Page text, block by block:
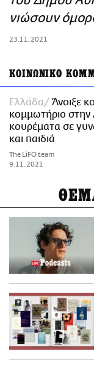
ΑΜΠΑ
νιώσουν
23.11.2021
ΚΟΙΝΩΝΙΚΟ
Ελλάδα
Άνοιξε
κομμωτήριο
κουρέματα σε
και παιδιά
The LiFO team
9.11.2021